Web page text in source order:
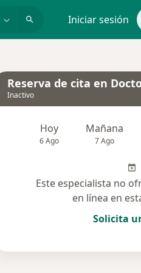
Iniciar sesión
Reserva de cita en
Inactivo
Hoy
6 Ago
Mañana
7 Ago
Este especialista no
en línea en
Solicita